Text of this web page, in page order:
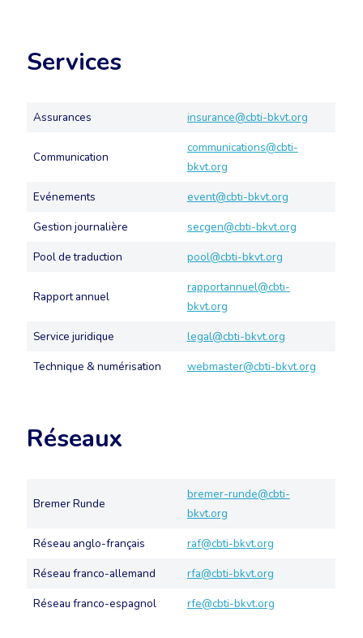
Services
Assurances insurance@cbti-bkvt.org
Communication
communications@cbti-
bkvt.org
Evénements
event@cbti-bkvt.org
Gestion journalière
secgen@cbti-bkvt.org
Pool de traduction
pool@cbti-bkvt.org
Rapport annuel
rapportannuel@cbti-
bkvt.org
Service juridique
legal@cbti-bkvt.org
Technique & numérisation
webmaster@cbti-bkvt.org
Réseaux
Bremer Runde
bremer-runde@cbti-
bkvt.org
Réseau anglo-français
raf@cbti-bkvt.org
Réseau franco-allemand
rfa@cbti-bkvt.org
Réseau franco-espagnol
rfe@cbti-bkvt.org